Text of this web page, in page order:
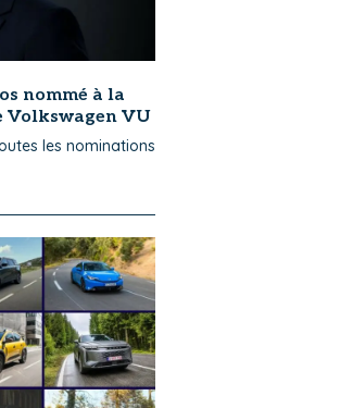
nommé à la
Volkswagen VU
les nominations